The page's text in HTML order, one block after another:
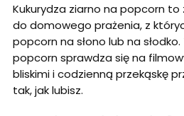
Kukurydza ziarno na popcorn
do domowego prażenia, z
popcorn na słono lub na
popcorn sprawdza się na
bliskimi i codzienną przekąskę
tak, jak lubisz.